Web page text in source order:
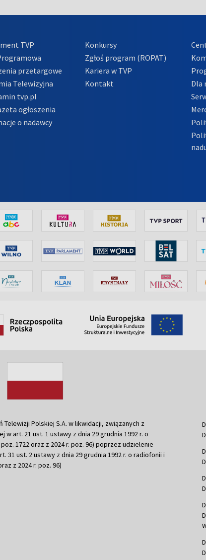
TVP
przetargowe
Telewizyjna
tvp.pl
ogłoszenia
o nadawcy
Konkursy
Zgłoś program (ROPAT)
Kariera w TVP
Kontakt
Dla
Polskiej S.A. w likwidacji, związanych z
art. 21 ust. 1 ustawy z dnia 29 grudnia 1992 r. o
1722 oraz z 2024 r. poz. 96) poprzez udzielenie
31 ust. 2 ustawy z dnia 29 grudnia 1992 r. o radiofonii i
z 2024 r. poz. 96)